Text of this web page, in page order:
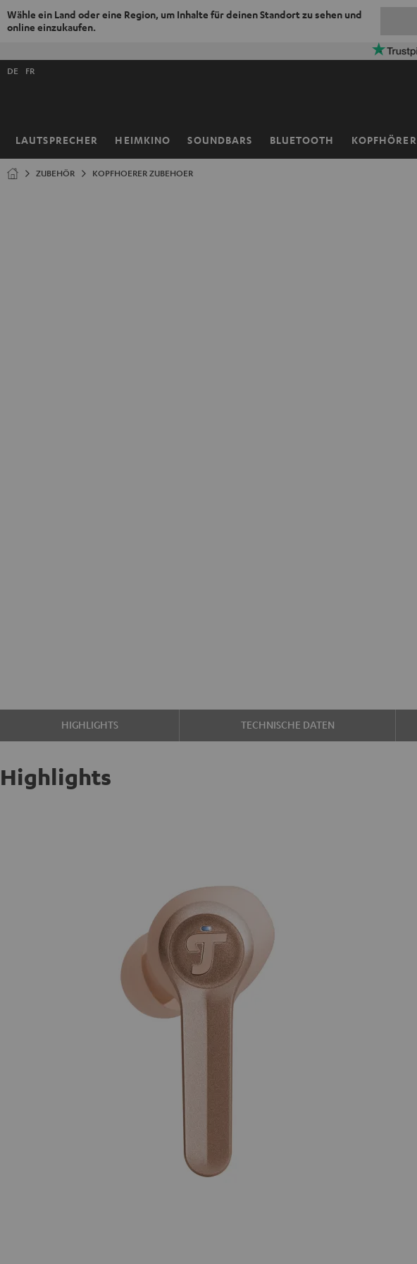
Wähle ein Land oder eine Region, um Inhalte für deinen Standort zu sehen und
online einzukaufen.
LAUTSPRECHER HEIMKINO SOUNDBARS BLUETOOTH KOPFHÖRER
Shopsprache
DE FR
Startseite
ZUBEHÖR KOPFHOERER ZUBEHOER
HIGHLIGHTS TECHNISCHE DATEN
Highlights